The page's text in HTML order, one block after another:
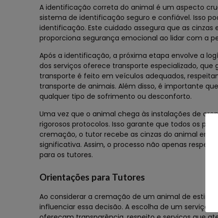
A identificação correta do animal é um aspecto
sistema de identificação seguro e confiável. Isso
identificação. Este cuidado assegura que as
proporciona segurança emocional ao lidar com a
Após a identificação, a próxima etapa envolve a
dos serviços oferece transporte especializado,
transporte é feito em veículos adequados,
transporte de animais. Além disso, é importante
qualquer tipo de sofrimento ou desconforto.
Uma vez que o animal chega às instalações de
rigorosos protocolos. Isso garante que todos os
cremação, o tutor recebe as cinzas do animal em
significativa. Assim, o processo não apenas
para os tutores.
Orientações para Tutores
Ao considerar a cremação de um animal de
influenciar essa decisão. A escolha de um serviço